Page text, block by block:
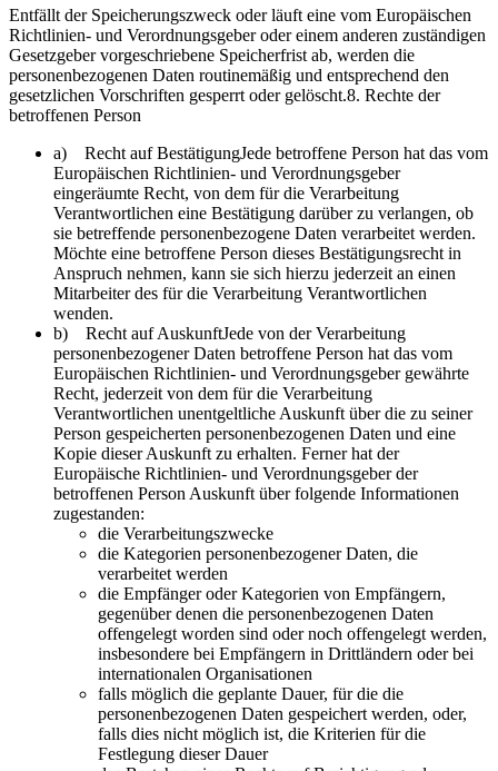
Entfällt der Speicherungszweck oder läuft eine vom Europäischen
Richtlinien- und Verordnungsgeber oder einem anderen zuständigen
Gesetzgeber vorgeschriebene Speicherfrist ab, werden die
personenbezogenen Daten routinemäßig und entsprechend den
gesetzlichen Vorschriften gesperrt oder gelöscht.8. Rechte der
betroffenen Person
a) Recht auf BestätigungJede betroffene Person hat das vom
Europäischen Richtlinien- und Verordnungsgeber
eingeräumte Recht, von dem für die Verarbeitung
Verantwortlichen eine Bestätigung darüber zu verlangen, ob
sie betreffende personenbezogene Daten verarbeitet werden.
Möchte eine betroffene Person dieses Bestätigungsrecht in
Anspruch nehmen, kann sie sich hierzu jederzeit an einen
Mitarbeiter des für die Verarbeitung Verantwortlichen
wenden.
b) Recht auf AuskunftJede von der Verarbeitung
personenbezogener Daten betroffene Person hat das vom
Europäischen Richtlinien- und Verordnungsgeber gewährte
Recht, jederzeit von dem für die Verarbeitung
Verantwortlichen unentgeltliche Auskunft über die zu seiner
Person gespeicherten personenbezogenen Daten und eine
Kopie dieser Auskunft zu erhalten. Ferner hat der
Europäische Richtlinien- und Verordnungsgeber der
betroffenen Person Auskunft über folgende Informationen
zugestanden:
die Verarbeitungszwecke
die Kategorien personenbezogener Daten, die
verarbeitet werden
die Empfänger oder Kategorien von Empfängern,
gegenüber denen die personenbezogenen Daten
offengelegt worden sind oder noch offengelegt werden,
insbesondere bei Empfängern in Drittländern oder bei
internationalen Organisationen
falls möglich die geplante Dauer, für die die
personenbezogenen Daten gespeichert werden, oder,
falls dies nicht möglich ist, die Kriterien für die
Festlegung dieser Dauer